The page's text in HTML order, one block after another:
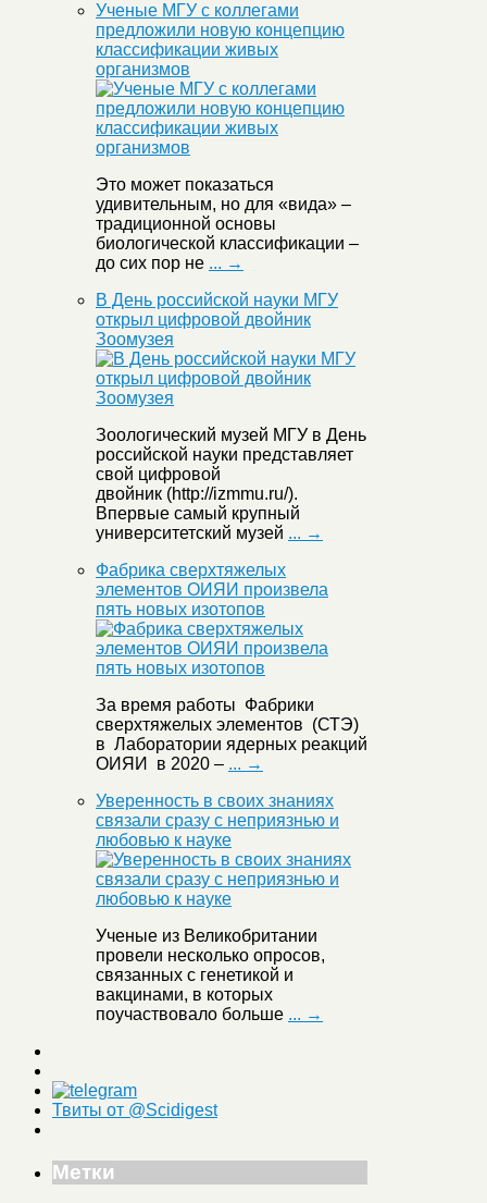
Ученые МГУ с коллегами
предложили новую концепцию
классификации живых
организмов
Это может показаться
удивительным, но для «вида» –
традиционной основы
биологической классификации –
до сих пор не ... →
В День российской науки МГУ
открыл цифровой двойник
Зоомузея
Зоологический музей МГУ в День
российской науки представляет
свой цифровой
двойник (http://izmmu.ru/).
Впервые самый крупный
университетский музей ... →
Фабрика сверхтяжелых
элементов ОИЯИ произвела
пять новых изотопов
За время работы Фабрики
сверхтяжелых элементов (СТЭ)
в Лаборатории ядерных реакций
ОИЯИ в 2020 – ... →
Уверенность в своих знаниях
связали сразу с неприязнью и
любовью к науке
Ученые из Великобритании
провели несколько опросов,
связанных с генетикой и
вакцинами, в которых
поучаствовало больше ... →
Твиты от @Scidigest
Метки